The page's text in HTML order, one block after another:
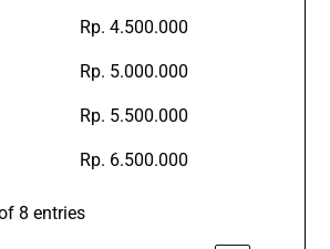
Rp. 4.500.000
Rp. 5.000.000
Rp. 5.500.000
Rp. 6.500.000
8 entries